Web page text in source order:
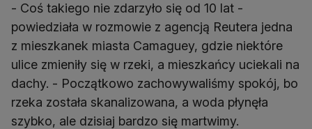
- Coś takiego nie zdarzyło się od 10 lat -
powiedziała w rozmowie z agencją Reutera jedna
z mieszkanek miasta Camaguey, gdzie niektóre
ulice zmieniły się w rzeki, a mieszkańcy uciekali na
dachy. - Początkowo zachowywaliśmy spokój, bo
rzeka została skanalizowana, a woda płynęła
szybko, ale dzisiaj bardzo się martwimy.